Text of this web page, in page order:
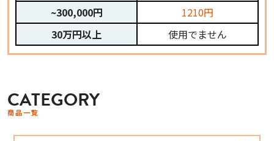
~300,000円
30万円以上
1210円
使用でません
CATEGORY
商品一覧